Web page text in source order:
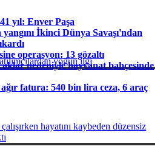
yıl: Enver Paşa
İkinci Dünya Savaşı'ndan
operasyon: 13 gözaltı
nedeniyle hayvanat bahçesinde
fatura: 540 bin lira ceza, 6 araç
yoğun ilgi
hayatını kaybeden düzensiz